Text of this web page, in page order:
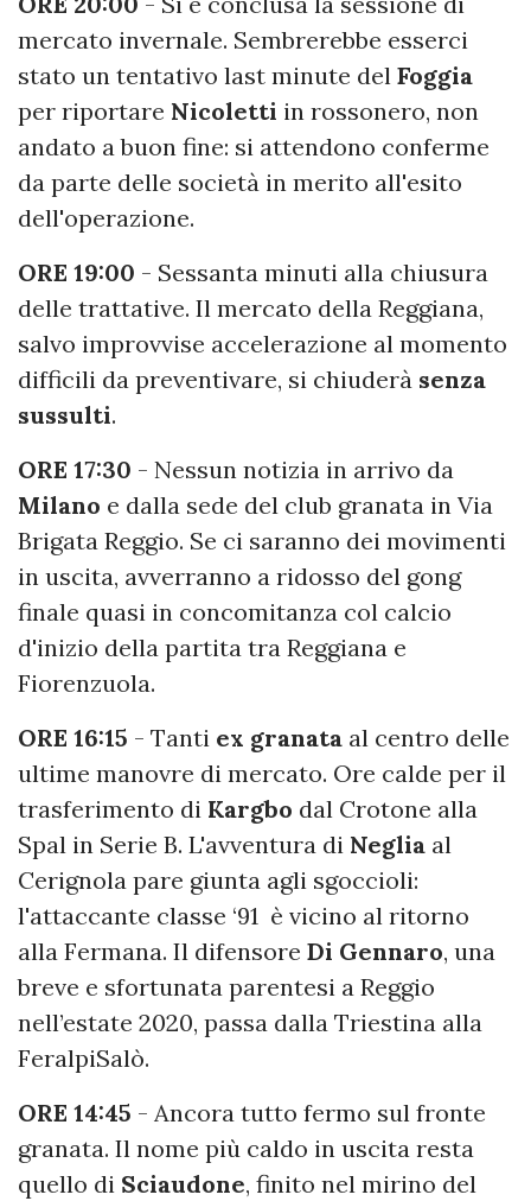
mercato invernale. Sembrerebbe esserci
stato un tentativo last minute del Foggia
per riportare Nicoletti in rossonero, non
andato a buon fine: si attendono conferme
da parte delle società in merito all'esito
dell'operazione.
ORE 19:00 - Sessanta minuti alla chiusura
delle trattative. Il mercato della Reggiana,
salvo improvvise accelerazione al momento
difficili da preventivare, si chiuderà senza
sussulti.
ORE 17:30 - Nessun notizia in arrivo da
Milano e dalla sede del club granata in Via
Brigata Reggio. Se ci saranno dei movimenti
in uscita, avverranno a ridosso del gong
finale quasi in concomitanza col calcio
d'inizio della partita tra Reggiana e
Fiorenzuola.
ORE 16:15 - Tanti ex granata al centro delle
ultime manovre di mercato. Ore calde per il
trasferimento di Kargbo dal Crotone alla
Spal in Serie B. L'avventura di Neglia al
Cerignola pare giunta agli sgoccioli:
l'attaccante classe ‘91 è vicino al ritorno
alla Fermana. Il difensore Di Gennaro, una
breve e sfortunata parentesi a Reggio
nell’estate 2020, passa dalla Triestina alla
FeralpiSalò.
ORE 14:45 - Ancora tutto fermo sul fronte
granata. Il nome più caldo in uscita resta
quello di Sciaudone, finito nel mirino del